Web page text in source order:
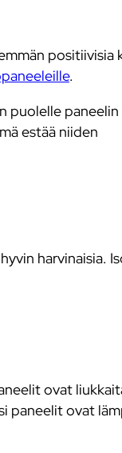
positiivisia
.
puolelle
estää niiden
harvinaisia.
ovat
paneelit ovat